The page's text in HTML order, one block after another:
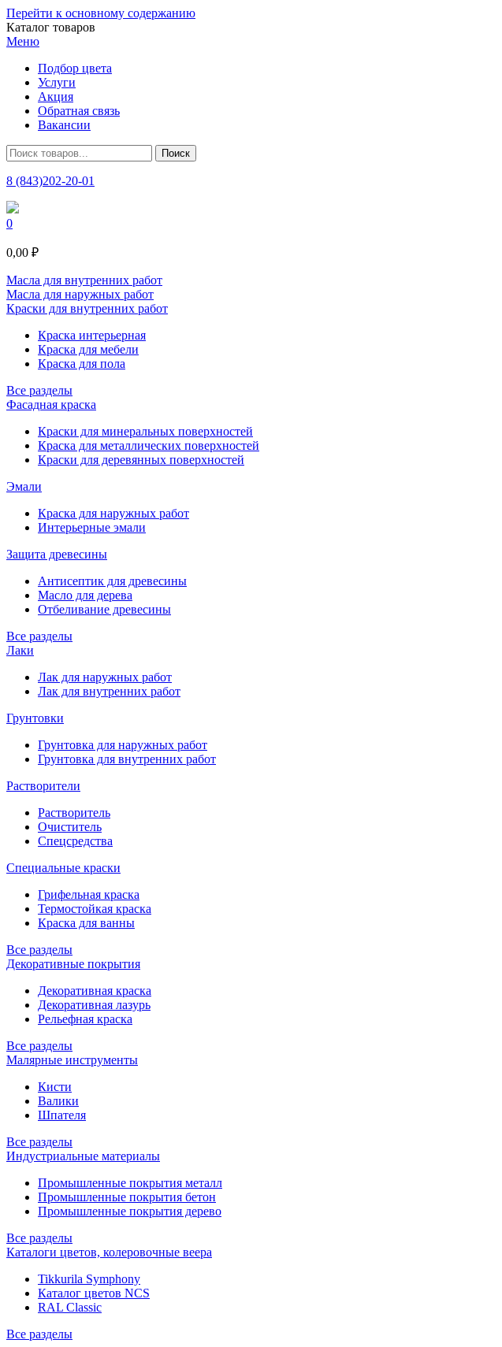
Перейти к основному содержанию
Каталог товаров
Меню
Подбор цвета
Услуги
Акция
Обратная связь
Вакансии
8 (843)202-20-01
0
0,00 ₽
Масла для внутренних работ
Масла для наружных работ
Краски для внутренних работ
Краска интерьерная
Краска для мебели
Краска для пола
Все разделы
Фасадная краска
Краски для минеральных поверхностей
Краска для металлических поверхностей
Краски для деревянных поверхностей
Эмали
Краска для наружных работ
Интерьерные эмали
Защита древесины
Антисептик для древесины
Масло для дерева
Отбеливание древесины
Все разделы
Лаки
Лак для наружных работ
Лак для внутренних работ
Грунтовки
Грунтовка для наружных работ
Грунтовка для внутренних работ
Растворители
Растворитель
Очиститель
Спецсредства
Специальные краски
Грифельная краска
Термостойкая краска
Краска для ванны
Все разделы
Декоративные покрытия
Декоративная краска
Декоративная лазурь
Рельефная краска
Все разделы
Малярные инструменты
Кисти
Валики
Шпателя
Все разделы
Индустриальные материалы
Промышленные покрытия металл
Промышленные покрытия бетон
Промышленные покрытия дерево
Все разделы
Каталоги цветов, колеровочные веера
Tikkurila Symphony
Каталог цветов NCS
RAL Classic
Все разделы